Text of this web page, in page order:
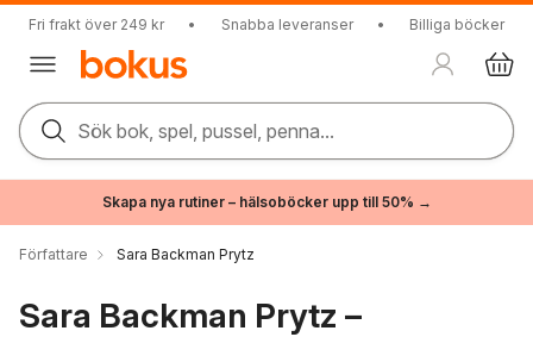
Fri frakt över 249 kr • Snabba leveranser • Billiga böcker
Sök bok, spel, pussel, penna...
Skapa nya rutiner – hälsoböcker upp till 50% →
Författare Sara Backman Prytz
Sara Backman Prytz –